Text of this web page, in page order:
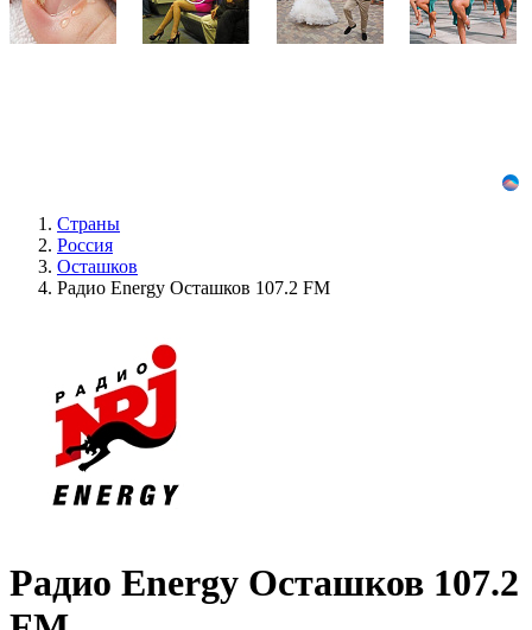
стирается
Видео
оставит
вас
Страны
Россия
Осташков
Радио Energy Осташков 107.2 FM
Радио Energy Осташков 107.2